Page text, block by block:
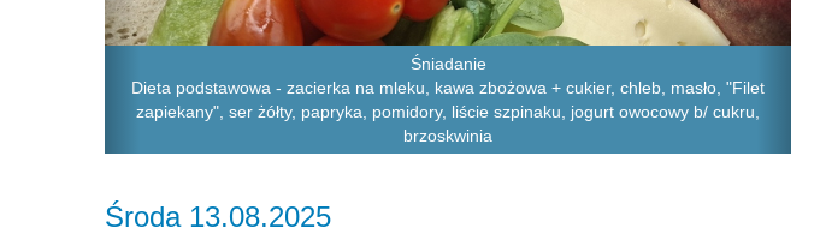
Śniadanie
Dieta podstawowa - zacierka na mleku, kawa zbożowa + cukier, chleb, masło, "Filet
zapiekany", ser żółty, papryka, pomidory, liście szpinaku, jogurt owocowy b/ cukru,
brzoskwinia
Środa 13.08.2025